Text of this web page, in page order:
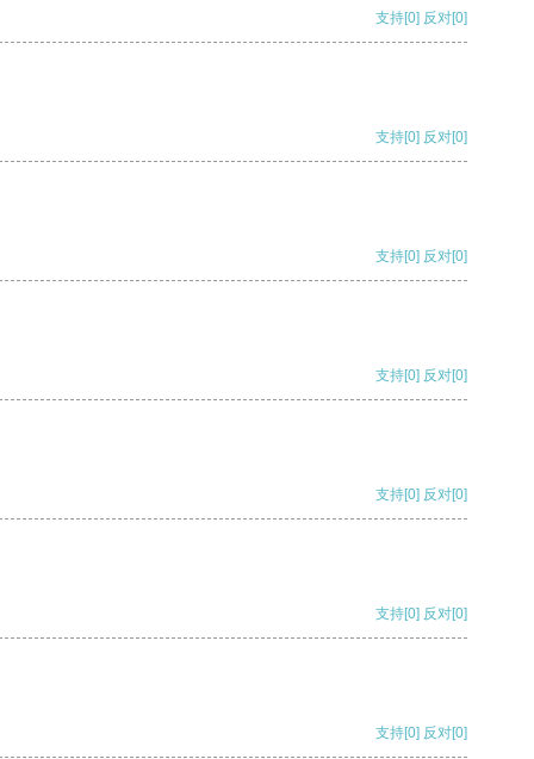
支持[0] 反对[0]
支持[0] 反对[0]
支持[0] 反对[0]
支持[0] 反对[0]
支持[0] 反对[0]
支持[0] 反对[0]
支持[0] 反对[0]